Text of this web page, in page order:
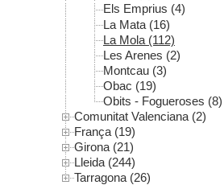
Els Emprius (4)
La Mata (16)
La Mola (112)
Les Arenes (2)
Montcau (3)
Obac (19)
Obits - Fogueroses (8)
Comunitat Valenciana (2)
França (19)
Girona (21)
Lleida (244)
Tarragona (26)